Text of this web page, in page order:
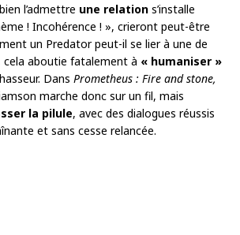
l’admettre une relation s’installe
! Incohérence ! », crieront peut-être
un Predator peut-il se lier à une de
cela aboutie fatalement à « humaniser »
Dans Prometheus : Fire and stone,
marche donc sur un fil, mais
la pilule, avec des dialogues réussis
et sans cesse relancée.